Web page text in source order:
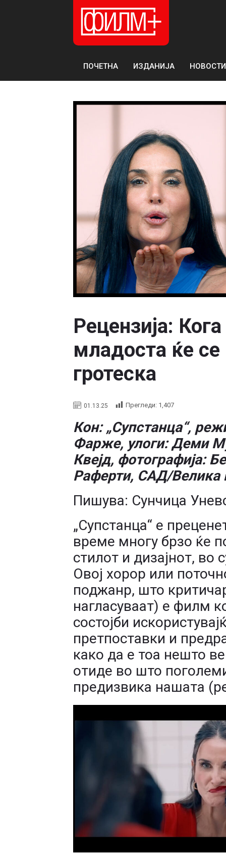
ПОЧЕТНА ИЗДАНИЈА НОВОСТИ
Рецензија:
младоста ќе
гротеска
01.13.25 Прегледи: 1,407
Кон: „Супстанца“,
Фарже, улоги: Деми
Квејд, фотографија:
Раферти, САД/Велика
Пишува: Сунчица
„Супстанца“ е
време многу брзо ќе
стилот и дизајнот,
Овој хорор или
поджанр, што
нагласуваат) е филм
состојби
претпоставки и
како да е тоа нешто
отиде во што
предизвика нашата